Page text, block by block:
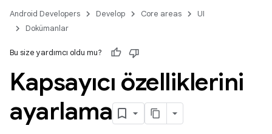
Android Developers Develop Core areas
UI
Dokümanlar
Bu size yardımcı oldu mu?
Kapsayıcı özelliklerini
ayarlama